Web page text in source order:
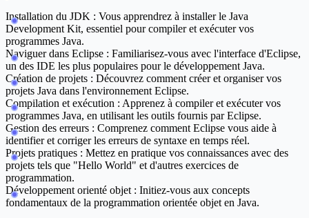
Installation du JDK : Vous apprendrez à installer le Java
Development Kit, essentiel pour compiler et exécuter vos
programmes Java.
Naviguer dans Eclipse : Familiarisez-vous avec l'interface d'Eclipse,
un des IDE les plus populaires pour le développement Java.
Création de projets : Découvrez comment créer et organiser vos
projets Java dans l'environnement Eclipse.
Compilation et exécution : Apprenez à compiler et exécuter vos
programmes Java, en utilisant les outils fournis par Eclipse.
Gestion des erreurs : Comprenez comment Eclipse vous aide à
identifier et corriger les erreurs de syntaxe en temps réel.
Projets pratiques : Mettez en pratique vos connaissances avec des
projets tels que "Hello World" et d'autres exercices de
programmation.
Développement orienté objet : Initiez-vous aux concepts
fondamentaux de la programmation orientée objet en Java.